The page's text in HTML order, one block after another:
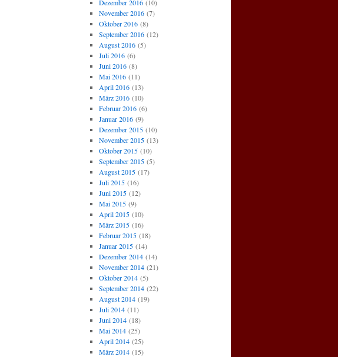
Dezember 2016(10)
November 2016(7)
Oktober 2016(8)
September 2016(12)
August 2016(5)
Juli 2016(6)
Juni 2016(8)
Mai 2016(11)
April 2016(13)
März 2016(10)
Februar 2016(6)
Januar 2016(9)
Dezember 2015(10)
November 2015(13)
Oktober 2015(10)
September 2015(5)
August 2015(17)
Juli 2015(16)
Juni 2015(12)
Mai 2015(9)
April 2015(10)
März 2015(16)
Februar 2015(18)
Januar 2015(14)
Dezember 2014(14)
November 2014(21)
Oktober 2014(5)
September 2014(22)
August 2014(19)
Juli 2014(11)
Juni 2014(18)
Mai 2014(25)
April 2014(25)
März 2014(15)